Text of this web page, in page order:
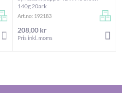
LÄGG I VARUKORGEN
140g 20ark
Art.no: 192183
208,00 kr
Pris inkl. moms